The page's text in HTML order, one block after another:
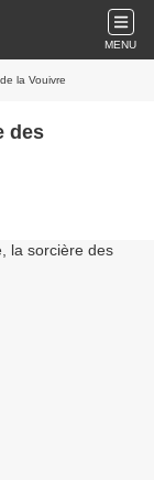
MENU
la Vouivre
des